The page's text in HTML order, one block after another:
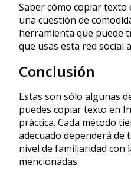
Saber cómo copiar
una cuestión de
herramienta que puede
que usas esta red social
Conclusión
Estas son sólo algunas
puedes copiar texto en
práctica. Cada método
adecuado dependerá de
nivel de familiaridad con
mencionadas.